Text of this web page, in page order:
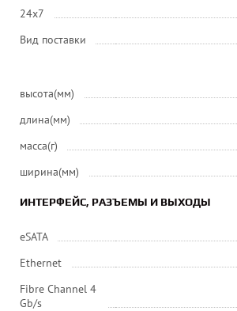
24x7
Вид поставки
высота(мм)
длина(мм)
масса(г)
ширина(мм)
ИНТЕРФЕЙС, РАЗЪЕМЫ И ВЫХОДЫ
eSATA
Ethernet
Fibre Channel 4
Gb/s